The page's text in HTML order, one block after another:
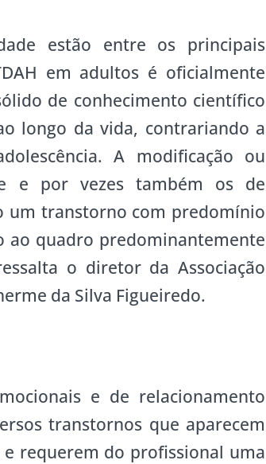
estão entre os principais
em adultos é oficialmente
de conhecimento científico
longo da vida, contrariando a
A modificação ou
e por vezes também os de
um transtorno com predomínio
ao quadro predominantemente
o diretor da Associação
da Silva Figueiredo.
e de relacionamento
transtornos que aparecem
requerem do profissional uma